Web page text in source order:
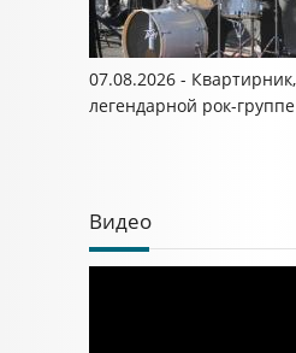
07.08.2026 -
легендарной рок-
Видео